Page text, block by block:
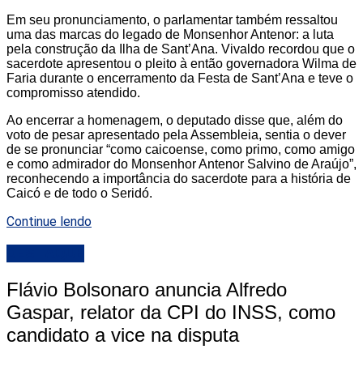
Em seu pronunciamento, o parlamentar também ressaltou
uma das marcas do legado de Monsenhor Antenor: a luta
pela construção da Ilha de Sant’Ana. Vivaldo recordou que o
sacerdote apresentou o pleito à então governadora Wilma de
Faria durante o encerramento da Festa de Sant’Ana e teve o
compromisso atendido.
Ao encerrar a homenagem, o deputado disse que, além do
voto de pesar apresentado pela Assembleia, sentia o dever
de se pronunciar “como caicoense, como primo, como amigo
e como admirador do Monsenhor Antenor Salvino de Araújo”,
reconhecendo a importância do sacerdote para a história de
Caicó e de todo o Seridó.
Continue lendo
Flávio Bolsonaro anuncia Alfredo
Gaspar, relator da CPI do INSS, como
candidato a vice na disputa